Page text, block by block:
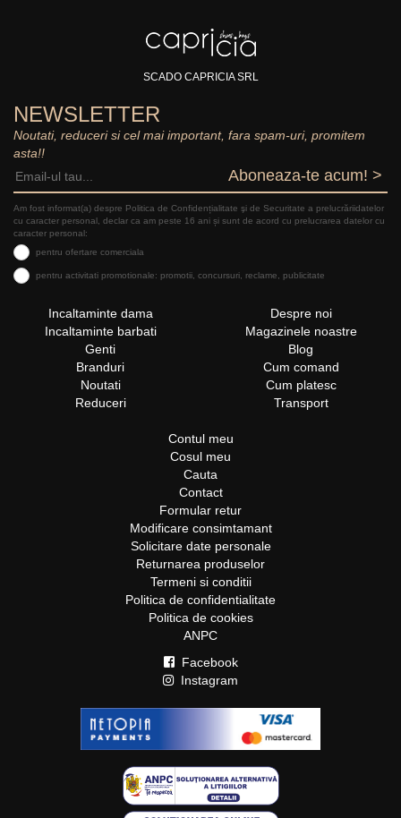
SCADO CAPRICIA SRL
NEWSLETTER
Noutati, reduceri si cel mai important, fara spam-uri, promitem
asta!!
Aboneaza-te acum! >
Am fost informat(a) despre Politica de Confidențialitate şi de Securitate a prelucrăriidatelor
cu caracter personal, declar ca am peste 16 ani și sunt de acord cu prelucrarea datelor cu
caracter personal:
pentru ofertare comerciala
pentru activitati promotionale: promotii, concursuri, reclame, publicitate
Incaltaminte dama
Incaltaminte barbati
Genti
Branduri
Noutati
Reduceri
Despre noi
Magazinele noastre
Blog
Cum comand
Cum platesc
Transport
Contul meu
Cosul meu
Cauta
Contact
Formular retur
Modificare consimtamant
Solicitare date personale
Returnarea produselor
Termeni si conditii
Politica de confidentialitate
Politica de cookies
ANPC
Facebook
Instagram